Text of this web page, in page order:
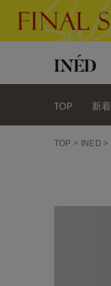
TOP 新着
TOP INED